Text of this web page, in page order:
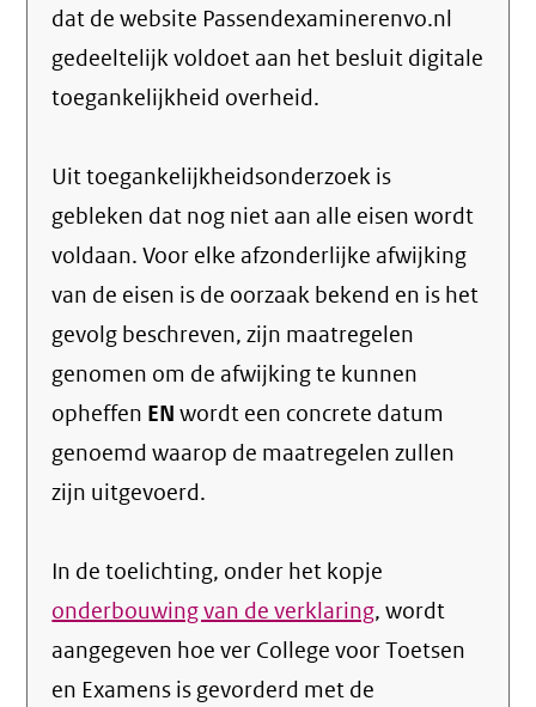
dat de website Passendexaminerenvo.nl
gedeeltelijk voldoet aan het besluit digitale
toegankelijkheid overheid.
Uit toegankelijkheidsonderzoek is
gebleken dat nog niet aan alle eisen wordt
voldaan. Voor elke afzonderlijke afwijking
van de eisen is de oorzaak bekend en is het
gevolg beschreven, zijn maatregelen
genomen om de afwijking te kunnen
opheffen EN wordt een concrete datum
genoemd waarop de maatregelen zullen
zijn uitgevoerd.
In de toelichting, onder het kopje
onderbouwing van de verklaring, wordt
aangegeven hoe ver College voor Toetsen
en Examens is gevorderd met de